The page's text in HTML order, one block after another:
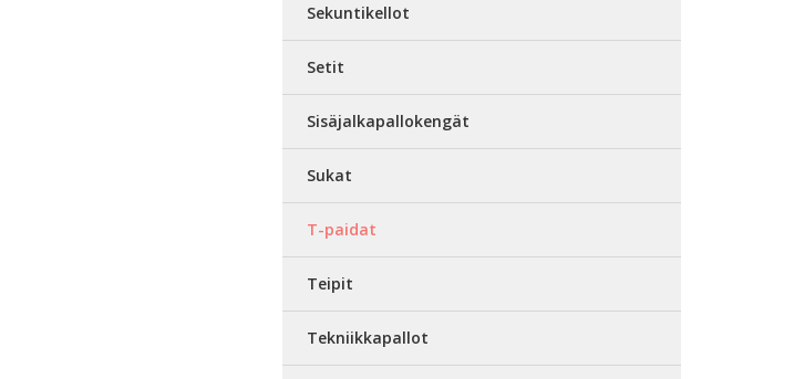
Sekuntikellot
Setit
Sisäjalkapallokengät
Sukat
T-paidat
Teipit
Tekniikkapallot